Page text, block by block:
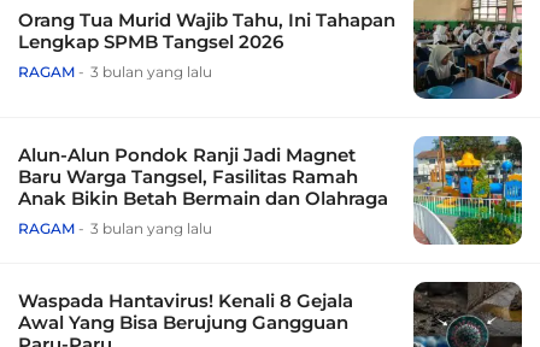
Orang Tua Murid Wajib Tahu, Ini Tahapan
Lengkap SPMB Tangsel 2026
RAGAM 3 bulan yang lalu
Alun-Alun Pondok Ranji Jadi Magnet
Baru Warga Tangsel, Fasilitas Ramah
Anak Bikin Betah Bermain dan Olahraga
RAGAM 3 bulan yang lalu
Waspada Hantavirus! Kenali 8 Gejala
Awal Yang Bisa Berujung Gangguan